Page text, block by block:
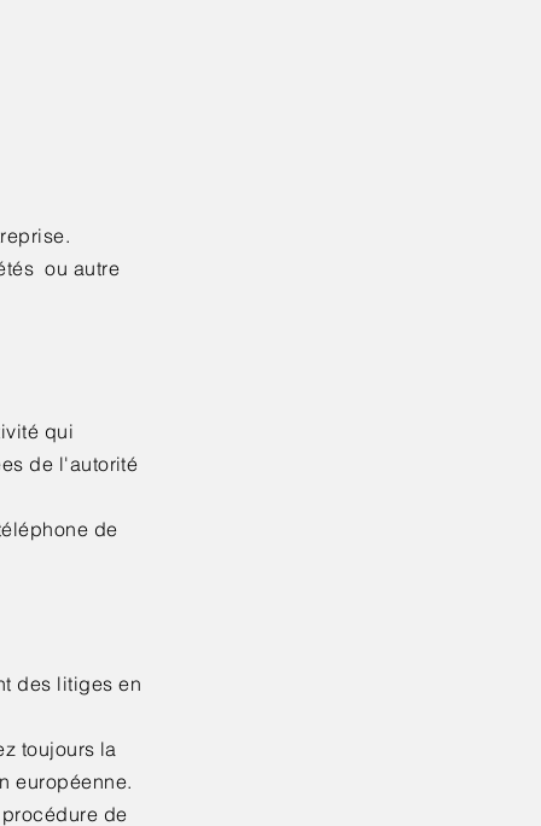
ou autre
qui
de l'autorité
de
des litiges en
toujours la
européenne.
de